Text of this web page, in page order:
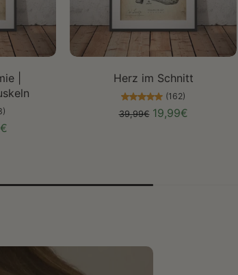
|
Herz im Schnitt
(162)
39,99€ 19,99€